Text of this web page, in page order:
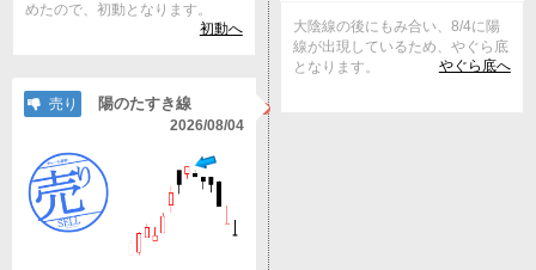
めたので、初動となります。
初動へ
大陰線の後にもみ合い、8/4に陽
線が出現しているため、やぐら底
となります。
やぐら底へ
売り 陽のたすき線
2026/08/04